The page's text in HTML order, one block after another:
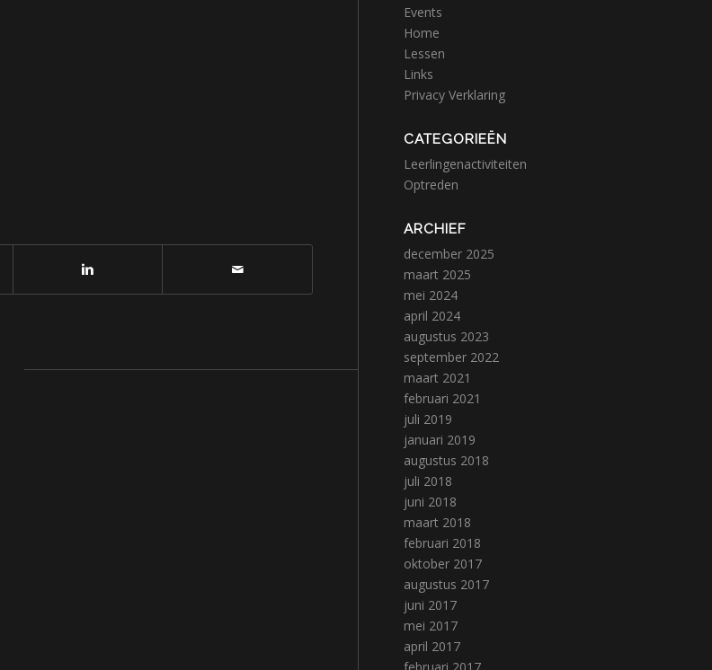
Events
Home
Lessen
Links
Privacy Verklaring
CATEGORIEËN
Leerlingenactiviteiten
Optreden
ARCHIEF
december 2025
maart 2025
mei 2024
april 2024
augustus 2023
september 2022
maart 2021
februari 2021
juli 2019
januari 2019
augustus 2018
juli 2018
juni 2018
maart 2018
februari 2018
oktober 2017
augustus 2017
juni 2017
mei 2017
april 2017